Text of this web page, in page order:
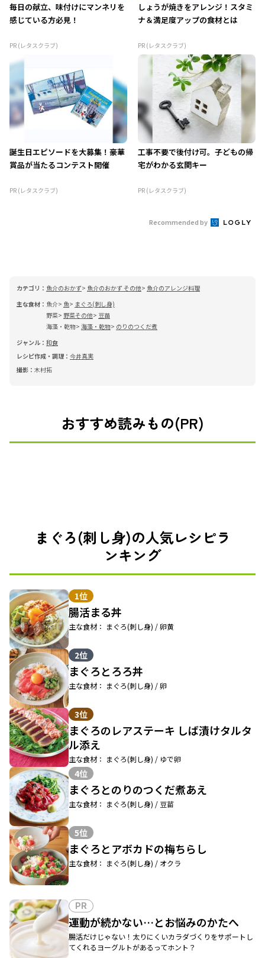
毎日の献立、味付けにマンネリを
感じている方必見！
PR (レタスクラブ)
しょうが焼きをアレンジ！スタミ
ナ＆満足度アップの食材とは
PR (レタスクラブ)
誕生日エピソードを大募集！豪華
賞品が当たるコンテスト開催
PR (レタスクラブ)
工事不要で後付け可。子どもの帰
宅がわかる玄関キー
PR (レタスクラブ)
Recommended by
カテゴリ： 魚介のおかず 魚介のおかず その他
魚介のアレンジ料理
主な食材： 魚介 魚
まぐろ(刺し身)
野菜
野菜その他
豆苗
海藻・乾物 海藻・乾物
のりのつくだ煮
ジャンル： 和食
レシピ作成・調理： 今井真実
撮影： 木村拓
おすすめ読みもの(PR)
まぐろ(刺し身)の人気レシピラ
ンキング
1位
腸活まる丼
主な食材： まぐろ(刺し身) / 卵黄
2位
まぐろとろろ丼
主な食材： まぐろ(刺し身) / 卵
3位
まぐろのレアステーキ しば漬けタルタ
ル添え
主な食材： まぐろ(刺し身) / ゆで卵
4位
まぐろとのりのつくだ煮あえ
主な食材： まぐろ(刺し身) / 豆苗
5位
まぐろとアボカドの梅ちらし
主な食材： まぐろ(刺し身) / オクラ
PR
運動が続かない…とお悩みのかたへ
腸活だけじゃない！太りにくいカラダづくりをサポートし
てくれるヨーグルトがあるってホント？